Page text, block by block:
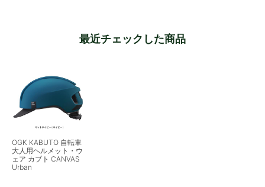
最近チェックした商品
OGK KABUTO 自転車
大人用ヘルメット・ウ
ェア カブト CANVAS
Urban